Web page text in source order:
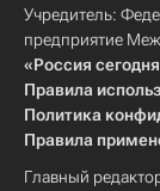
Учредитель:
предприятие
«Россия
Правила
Политика
Правила
Главный